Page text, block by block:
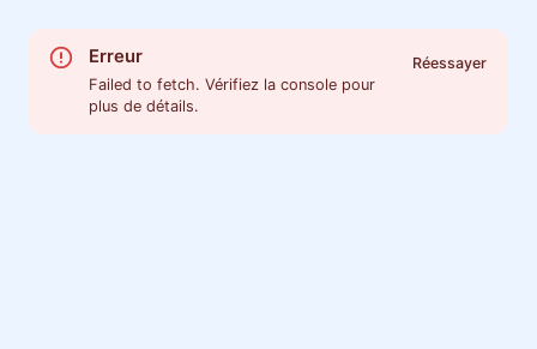
Erreur
Failed to fetch. Vérifiez la console pour
plus de détails.
Réessayer